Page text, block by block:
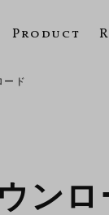
Product
ード
ンロ